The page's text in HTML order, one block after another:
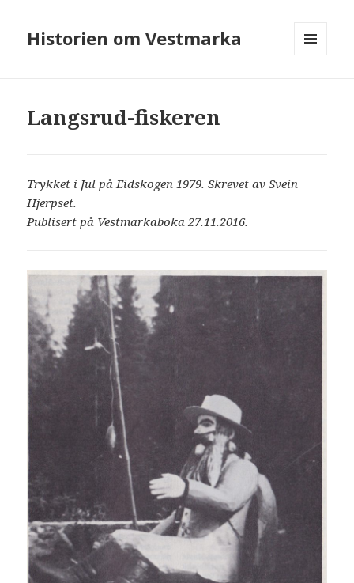
Historien om Vestmarka
Langsrud-fiskeren
Trykket i Jul på Eidskogen 1979. Skrevet av Svein
Hjerpset.
Publisert på Vestmarkaboka 27.11.2016.